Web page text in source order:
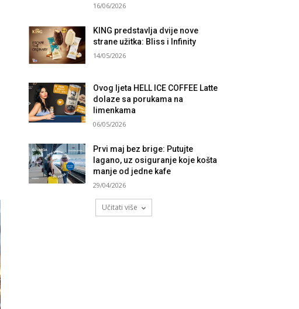
16/06/2026
KING predstavlja dvije nove
strane užitka: Bliss i Infinity
14/05/2026
Ovog ljeta HELL ICE COFFEE Latte
dolaze sa porukama na
limenkama
06/05/2026
Prvi maj bez brige: Putujte
lagano, uz osiguranje koje košta
manje od jedne kafe
29/04/2026
Učitati više